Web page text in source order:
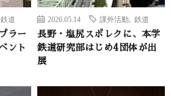
鉄道
ラー
ント
2026.05.14 課外活動 鉄道
長野・塩尻スポレクに、本学
鉄道研究部はじめ4団体が出
展